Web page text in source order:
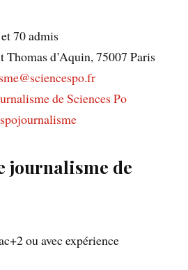
70 admis
Thomas d’Aquin, 75007 Paris
r
de Sciences Po
journalisme de
ou avec expérience